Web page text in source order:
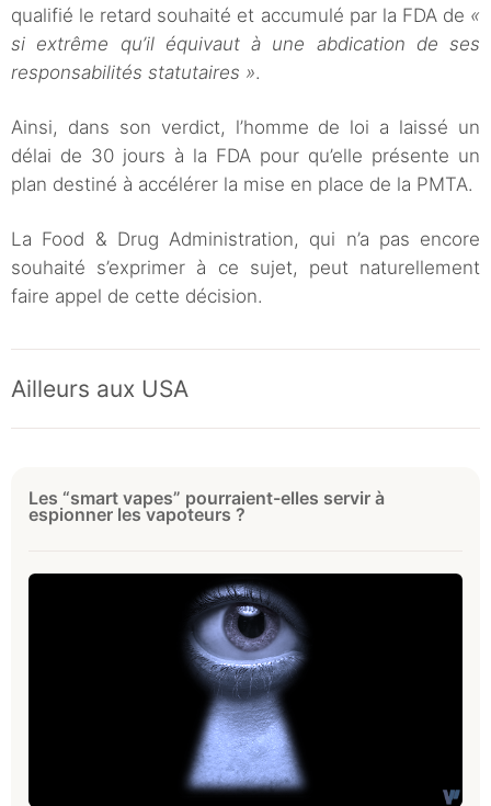
qualifié le retard souhaité et accumulé par la FDA de «
si extrême qu’il équivaut à une abdication de ses
responsabilités statutaires ».
Ainsi, dans son verdict, l’homme de loi a laissé un
délai de 30 jours à la FDA pour qu’elle présente un
plan destiné à accélérer la mise en place de la PMTA.
La Food & Drug Administration, qui n’a pas encore
souhaité s’exprimer à ce sujet, peut naturellement
faire appel de cette décision.
Ailleurs aux USA
Les “smart vapes” pourraient-elles servir à
espionner les vapoteurs ?